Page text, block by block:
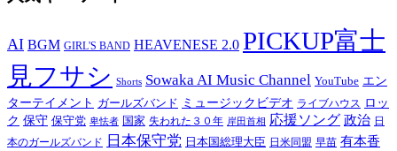
AI BGM GIRL'S BAND HEAVENESE 2.0 PICKUP富士
見フサシ Shorts Sowaka AI Music Channel YouTube エン
ターテイメント ガールズバンド ミュージックビデオ ライブハウス ロッ
ク 保守 保守党 卑怯者 国家 失われた３０年 岸田首相 応援ソング 政治 日
本のガールズバンド
日本保守党 日本国総理大臣 日米同盟 早苗 有本香